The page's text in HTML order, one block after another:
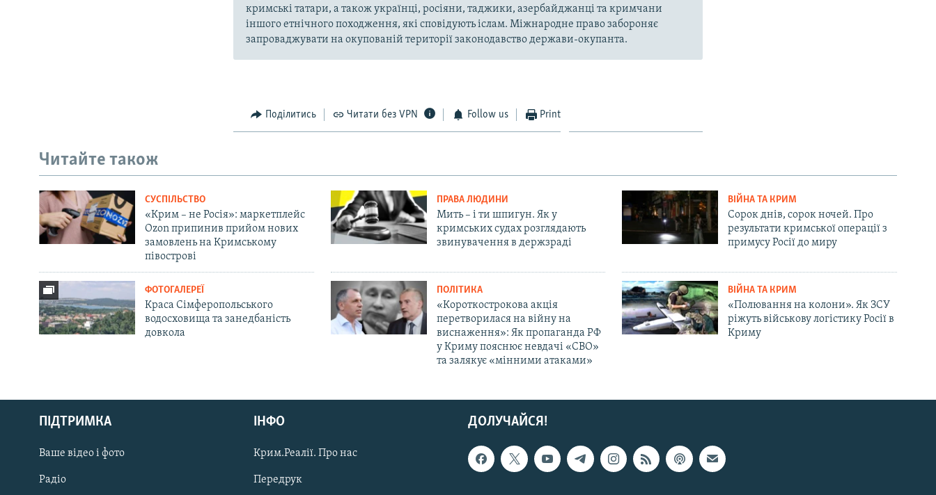
Русский
Qırımtatar
ДОЛУЧАЙСЯ!
кримські татари, а також українці, росіяни, таджики, азербайджанці та кримчани
іншого етнічного походження, які сповідують іслам. Міжнародне право забороняє
запроваджувати на окупованій території законодавство держави-окупанта.
Поділитись Читати без VPN Follow us Print
Читайте також
СУСПІЛЬСТВО
«Крим – не Росія»: маркетплейс
Ozon припинив прийом нових
замовлень на Кримському
півострові
ПРАВА ЛЮДИНИ
Мить – і ти шпигун. Як у
кримських судах розглядають
звинувачення в держзраді
ВІЙНА ТА КРИМ
Сорок днів, сорок ночей. Про
результати кримської операції з
примусу Росії до миру
ФОТОГАЛЕРЕЇ
Краса Сімферопольського
водосховища та занедбаність
довкола
ПОЛІТИКА
«Короткострокова акція
перетворилася на війну на
виснаження»: Як пропаганда РФ
у Криму пояснює невдачі «СВО»
та залякує «мінними атаками»
ВІЙНА ТА КРИМ
«Полювання на колони». Як ЗСУ
ріжуть військову логістику Росії в
Криму
ДОЛУЧАЙСЯ!
ПІДТРИМКА
Ваше відео і фото
Радіо
ІНФО
Крим.Реалії. Про нас
Передрук